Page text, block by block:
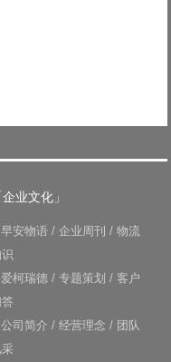
企业文化」
早安物语 / 企业周刊 / 物流
爱柯瑞德 / 专题策划 / 客户
公司简介 / 经营理念 / 团队
采